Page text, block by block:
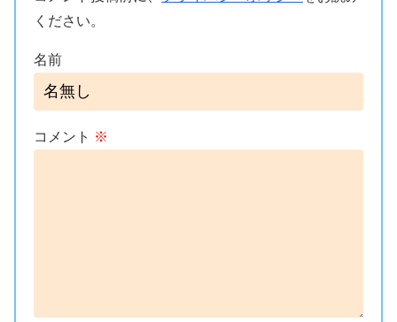
ください。
名前
コメント ※